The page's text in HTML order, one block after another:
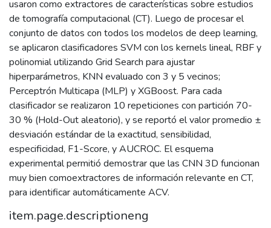
usaron como extractores de características sobre estudios
de tomografía computacional (CT). Luego de procesar el
conjunto de datos con todos los modelos de deep learning,
se aplicaron clasificadores SVM con los kernels lineal, RBF y
polinomial utilizando Grid Search para ajustar
hiperparámetros, KNN evaluado con 3 y 5 vecinos;
Perceptrón Multicapa (MLP) y XGBoost. Para cada
clasificador se realizaron 10 repeticiones con partición 70-
30 % (Hold-Out aleatorio), y se reportó el valor promedio ±
desviación estándar de la exactitud, sensibilidad,
especificidad, F1-Score, y AUCROC. El esquema
experimental permitió demostrar que las CNN 3D funcionan
muy bien comoextractores de información relevante en CT,
para identificar automáticamente ACV.
item.page.descriptioneng